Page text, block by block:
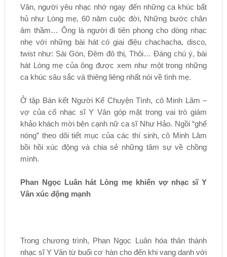
Vân, người yêu nhạc nhớ ngay đến những ca khúc bất
hủ như Lòng mẹ, 60 năm cuộc đời, Những bước chân
âm thầm… Ông là người đi tiên phong cho dòng nhạc
nhẹ với những bài hát có giai điệu chachacha, disco,
twist như: Sài Gòn, Đêm đô thị, Thôi… Đáng chú ý, bài
hát Lòng mẹ của ông được xem như một trong những
ca khúc sâu sắc và thiêng liêng nhất nói về tình mẹ.
Ở tập Bán kết Người Kể Chuyện Tình, cô Minh Lâm –
vợ của cố nhạc sĩ Y Vân góp mặt trong vai trò giám
khảo khách mời bên cạnh nữ ca sĩ Như Hảo. Ngồi “ghế
nóng” theo dõi tiết mục của các thí sinh, cô Minh Lâm
bồi hồi xúc động và chia sẻ những tâm sự về chồng
mình.
Phan Ngọc Luân hát Lòng mẹ khiến vợ nhạc sĩ Y
Vân xúc động mạnh
Trong chương trình, Phan Ngọc Luân hóa thân thành
nhạc sĩ Y Vân từ buổi cơ hàn cho đến khi vang danh với